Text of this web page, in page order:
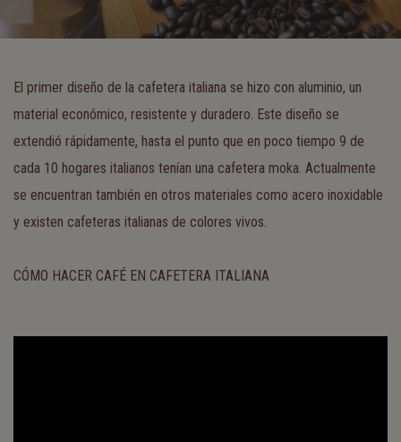
El primer diseño de la cafetera italiana se hizo con aluminio, un
material económico, resistente y duradero. Este diseño se
extendió rápidamente, hasta el punto que en poco tiempo 9 de
cada 10 hogares italianos tenían una cafetera moka. Actualmente
se encuentran también en otros materiales como acero inoxidable
y existen cafeteras italianas de colores vivos.
CÓMO HACER CAFÉ EN CAFETERA ITALIANA